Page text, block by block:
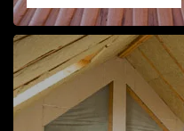
Urgence fuite de